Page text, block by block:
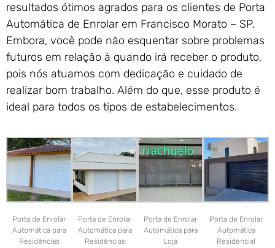
resultados ótimos agrados para os clientes de Porta
Automática de Enrolar em Francisco Morato – SP.
Embora, você pode não esquentar sobre problemas
futuros em relação à quando irá receber o produto,
pois nós atuamos com dedicação e cuidado de
realizar bom trabalho. Além do que, esse produto é
ideal para todos os tipos de estabelecimentos.
Porta de Enrolar
Automática para
Residências
Porta de Enrolar
Automática para
Residências
Porta de Enrolar
Automática para
Loja
Porta de Enrolar
Automática
Residencial